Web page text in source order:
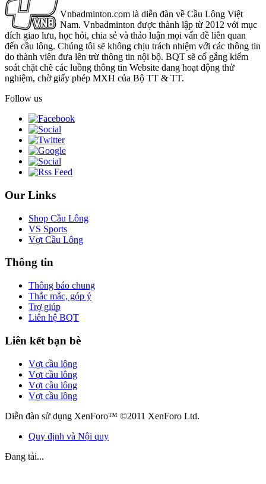
Vnbadminton.com là diễn đàn về Cầu Lông Việt
Nam. Vnbadminton được thành lập từ 2012 với mục
đích giao lưu, học hỏi, chia sẻ và thảo luận mọi vấn đề liên quan
đến cầu lông. Chúng tôi sẽ không chịu trách nhiệm với các thông tin
do thành viên đưa lên trừ thông tin nội bộ. BQT sẽ cố gắng kiểm
soát chặt chẽ các luồng thông tin Website đang hoạt động thử
nghiệm, chờ giấy phép MXH của Bộ TT & TT.
Follow us
Our Links
Shop Cầu Lông
VS Sports
Vợt Cầu Lông
Thông tin
Thông báo chung
Thắc mắc, góp ý
Trợ giúp
Liên hệ BQT
Liên kết bạn bè
Vợt cầu lông
Vợt cầu lông
Vợt cầu lông
Vợt cầu lông
Diễn đàn sử dụng XenForo™ ©2011 XenForo Ltd.
Quy định và Nội quy
Đang tải...